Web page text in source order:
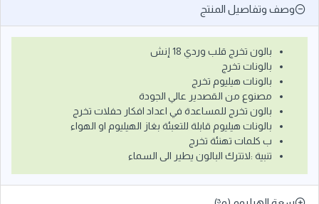
وصف وتفاصيل المنتج
بالون تخرج قلب وردي 18 إنش
بالونات تخرج
بالونات هيليوم تخرج
مصنوع من القصدير عالي الجودة
بالون تخرج للمساعدة في اعداد افكار حفلات تخرج
بالونات هيليوم قابلة للتعبئة بغاز الهيليوم او الهواء
ب كلمات تهنئة تخرج
تنبية :لاتترك البالون يطير الى السماء